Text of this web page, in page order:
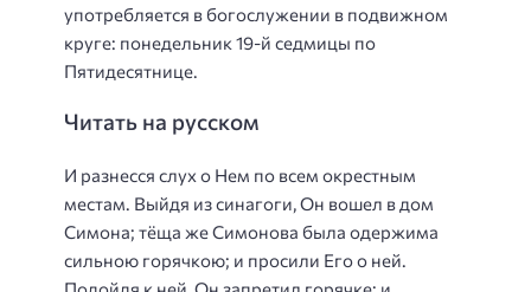
употребляется в богослужении в подвижном
круге: понедельник 19-й седмицы по
Пятидесятнице.
Читать на русском
И разнесся слух о Нем по всем окрестным
местам. Выйдя из синагоги, Он вошел в дом
Симона; тёща же Симонова была одержима
сильною горячкою; и просили Его о ней.